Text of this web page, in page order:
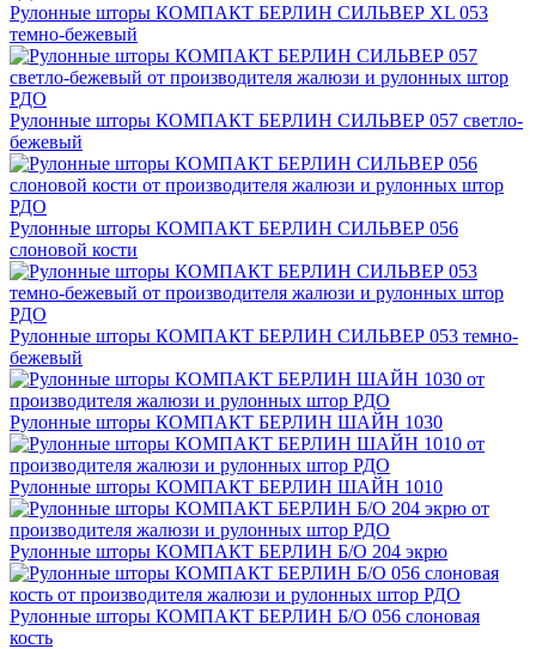
Рулонные шторы КОМПАКТ БЕРЛИН СИЛЬВЕР XL 053
темно-бежевый
Рулонные шторы КОМПАКТ БЕРЛИН СИЛЬВЕР 057 светло-
бежевый
Рулонные шторы КОМПАКТ БЕРЛИН СИЛЬВЕР 056
слоновой кости
Рулонные шторы КОМПАКТ БЕРЛИН СИЛЬВЕР 053 темно-
бежевый
Рулонные шторы КОМПАКТ БЕРЛИН ШАЙН 1030
Рулонные шторы КОМПАКТ БЕРЛИН ШАЙН 1010
Рулонные шторы КОМПАКТ БЕРЛИН Б/О 204 экрю
Рулонные шторы КОМПАКТ БЕРЛИН Б/О 056 слоновая
кость